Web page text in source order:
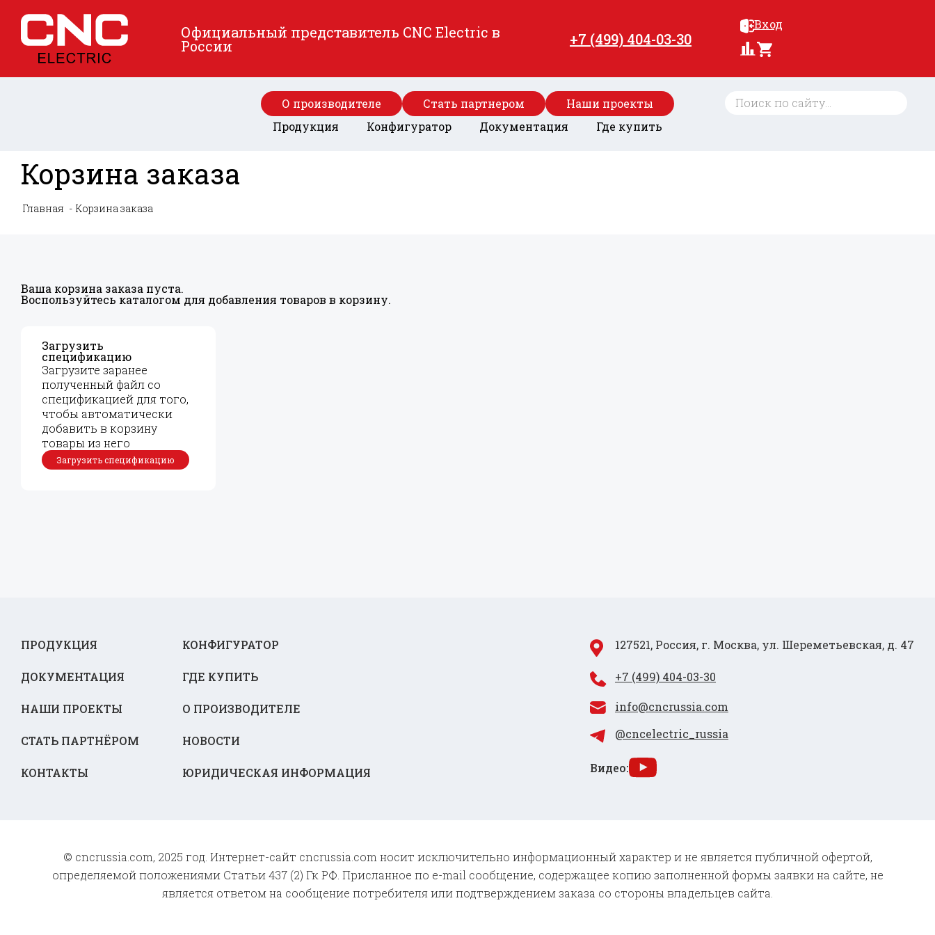
Официальный представитель CNC Electric в
России +7 (499) 404-03-30
Вход
О производителе Стать партнером
Наши проекты
Продукция
Конфигуратор Документация Где купить
Корзина заказа
Главная Корзина заказа
Ваша корзина заказа пуста.
Воспользуйтесь каталогом для добавления товаров в корзину.
Загрузить
спецификацию
Загрузите заранее
полученный файл со
спецификацией для того,
чтобы автоматически
добавить в корзину
товары из него
Загрузить спецификацию
ПРОДУКЦИЯ КОНФИГУРАТОР
ДОКУМЕНТАЦИЯ ГДЕ КУПИТЬ
НАШИ ПРОЕКТЫ О ПРОИЗВОДИТЕЛЕ
СТАТЬ ПАРТНЁРОМ НОВОСТИ
КОНТАКТЫ ЮРИДИЧЕСКАЯ ИНФОРМАЦИЯ
127521, Россия, г. Москва, ул. Шереметьевская, д. 47
+7 (499) 404-03-30
info@cncrussia.com
@cncelectric_russia
Видео:
© cncrussia.com, 2025 год. Интернет-сайт cncrussia.com носит исключительно информационный характер и не является публичной офертой,
определяемой положениями Статьи 437 (2) Гк РФ. Присланное по e-mail сообщение, содержащее копию заполненной формы заявки на сайте, не
является ответом на сообщение потребителя или подтверждением заказа со стороны владельцев сайта.